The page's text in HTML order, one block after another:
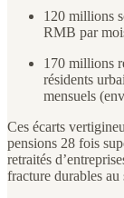
120 millions
RMB par
170 millions
résidents
mensuels
Ces écarts
pensions 28 fois
retraités
fracture durables